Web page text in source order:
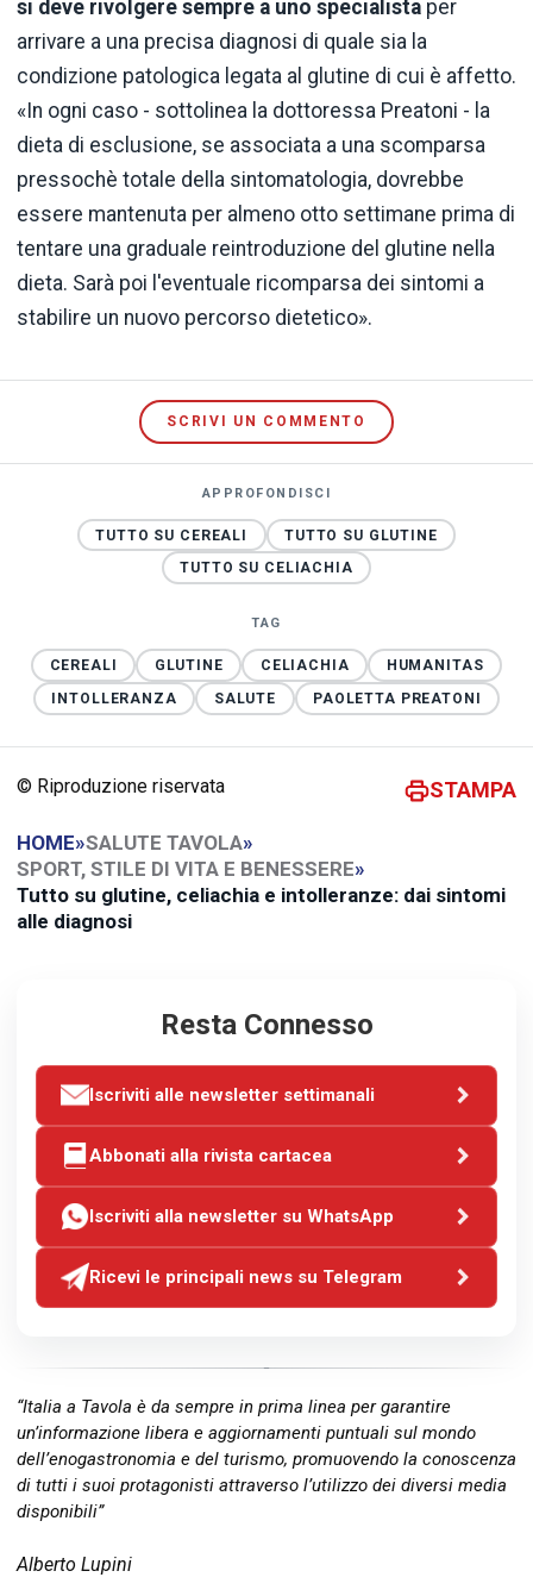
si deve rivolgere sempre a uno specialista per
arrivare a una precisa diagnosi di quale sia la
condizione patologica legata al glutine di cui è affetto.
«In ogni caso - sottolinea la dottoressa Preatoni - la
dieta di esclusione, se associata a una scomparsa
pressochè totale della sintomatologia, dovrebbe
essere mantenuta per almeno otto settimane prima di
tentare una graduale reintroduzione del glutine nella
dieta. Sarà poi l'eventuale ricomparsa dei sintomi a
stabilire un nuovo percorso dietetico».
SCRIVI UN COMMENTO
APPROFONDISCI
TUTTO SU CEREALI
TUTTO SU GLUTINE
TUTTO SU CELIACHIA
TAG
CEREALI GLUTINE CELIACHIA
HUMANITAS
INTOLLERANZA
SALUTE PAOLETTA PREATONI
© Riproduzione riservata STAMPA
HOME»SALUTE TAVOLA»
SPORT, STILE DI VITA E BENESSERE»
Tutto su glutine, celiachia e intolleranze: dai sintomi
alle diagnosi
Resta Connesso
Iscriviti alle newsletter settimanali
Abbonati alla rivista cartacea
Iscriviti alla newsletter su WhatsApp
Ricevi le principali news su Telegram
“Italia a Tavola è da sempre in prima linea per garantire
un’informazione libera e aggiornamenti puntuali sul mondo
dell’enogastronomia e del turismo, promuovendo la conoscenza
di tutti i suoi protagonisti attraverso l’utilizzo dei diversi media
disponibili”
Alberto Lupini